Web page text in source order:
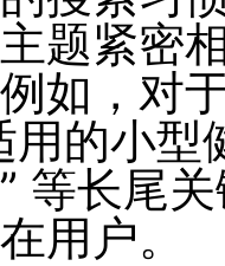
题紧密
如，对
用的小型
等长尾
用户。